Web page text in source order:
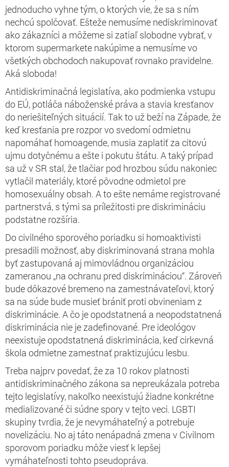
jednoducho vyhne tým, o ktorých vie, že sa s ním
nechcú spolčovať. Ešteže nemusíme nediskriminovať
ako zákazníci a môžeme si zatiaľ slobodne vybrať, v
ktorom supermarkete nakúpime a nemusíme vo
všetkých obchodoch nakupovať rovnako pravidelne.
Aká sloboda!
Antidiskriminačná legislatíva, ako podmienka vstupu
do EÚ, potláča náboženské práva a stavia kresťanov
do neriešiteľných situácií. Tak to už beží na Západe, že
keď kresťania pre rozpor vo svedomí odmietnu
napomáhať homoagende, musia zaplatiť za citovú
ujmu dotyčnému a ešte i pokutu štátu. A taký prípad
sa už v SR stal, že tlačiar pod hrozbou súdu nakoniec
vytlačil materiály, ktoré pôvodne odmietol pre
homosexuálny obsah. A to ešte nemáme registrované
partnerstvá, s tými sa príležitosti pre diskrimináciu
podstatne rozšíria.
Do civilného sporového poriadku si homoaktivisti
presadili možnosť, aby diskriminovaná strana mohla
byť zastupovaná aj mimovládnou organizáciou
zameranou „na ochranu pred diskrimináciou“. Zároveň
bude dôkazové bremeno na zamestnávateľovi, ktorý
sa na súde bude musieť brániť proti obvineniam z
diskriminácie. A čo je opodstatnená a neopodstatnená
diskriminácia nie je zadefinované. Pre ideológov
neexistuje opodstatnená diskriminácia, keď cirkevná
škola odmietne zamestnať praktizujúcu lesbu.
Treba najprv povedať, že za 10 rokov platnosti
antidiskriminačného zákona sa nepreukázala potreba
tejto legislatívy, nakoľko neexistujú žiadne konkrétne
medializované či súdne spory v tejto veci. LGBTI
skupiny tvrdia, že je nevymáhateľný a potrebuje
novelizáciu. No aj táto nenápadná zmena v Civilnom
sporovom poriadku môže viesť k lepšej
vymáhateľnosti tohto pseudopráva.